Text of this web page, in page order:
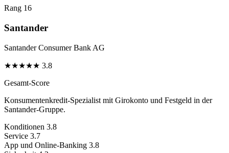
Rang 16
Santander
Santander Consumer Bank AG
★★★★★ 3.8
Gesamt-Score
Konsumentenkredit-Spezialist mit Girokonto und Festgeld in der
Santander-Gruppe.
Konditionen 3.8
Service 3.7
App und Online-Banking 3.8